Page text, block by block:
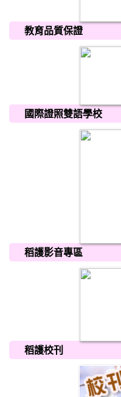
教育品質保證
國際證照雙語學校
稻護影音專區
稻護校刊